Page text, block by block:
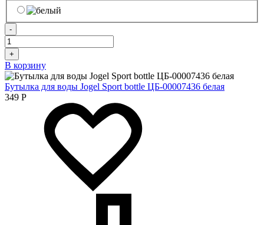
-
+
В корзину
Бутылка для воды Jogel Sport bottle ЦБ-00007436 белая
349 Р